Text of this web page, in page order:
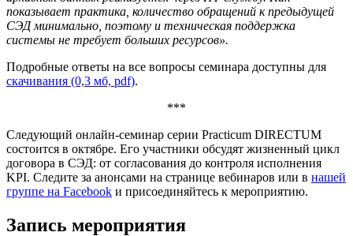
показывает практика, количество обращений к предыдущей
СЭД минимально, поэтому и техническая поддержка
системы не требует больших ресурсов».
Подробные ответы на все вопросы семинара доступны для
скачивания (0,3 мб, pdf).
***
Следующий онлайн-семинар серии Practicum DIRECTUM
состоится в октябре. Его участники обсудят жизненный цикл
договора в СЭД: от согласования до контроля исполнения
KPI. Следите за анонсами на странице вебинаров или в нашей
группе на Facebook и присоединяйтесь к мероприятию.
Запись мероприятия